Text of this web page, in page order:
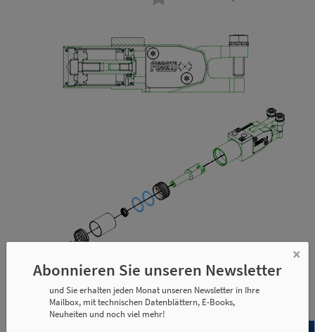
Abmessungen Technische Spezifikationen
×
Abonnieren Sie unseren Newsletter
und Sie erhalten jeden Monat unseren Newsletter in Ihre
Mailbox, mit technischen Datenblättern, E-Books,
Neuheiten und noch viel mehr!